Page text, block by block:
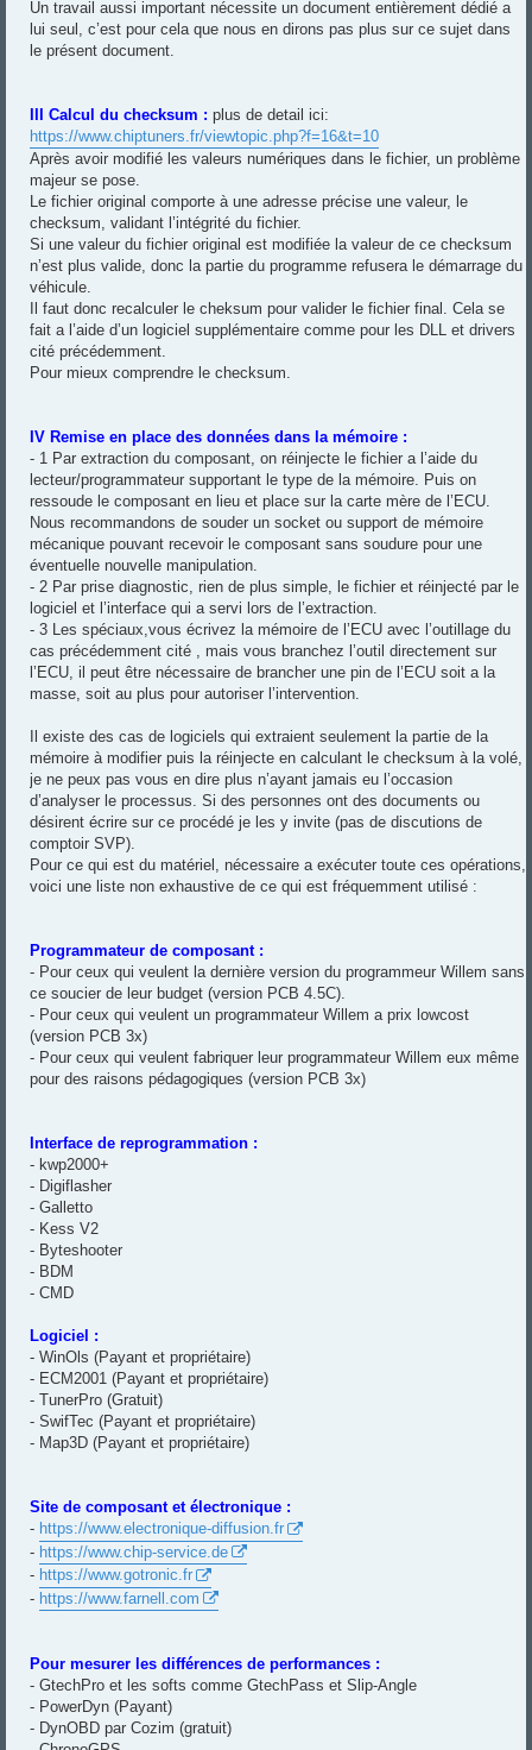
Un travail aussi important nécessite un document entièrement dédié a
lui seul, c’est pour cela que nous en dirons pas plus sur ce sujet dans
le présent document.
III Calcul du checksum : plus de detail ici:
https://www.chiptuners.fr/viewtopic.php?f=16&t=10
Après avoir modifié les valeurs numériques dans le fichier, un problème
majeur se pose.
Le fichier original comporte à une adresse précise une valeur, le
checksum, validant l’intégrité du fichier.
Si une valeur du fichier original est modifiée la valeur de ce checksum
n’est plus valide, donc la partie du programme refusera le démarrage du
véhicule.
Il faut donc recalculer le cheksum pour valider le fichier final. Cela se
fait a l’aide d’un logiciel supplémentaire comme pour les DLL et drivers
cité précédemment.
Pour mieux comprendre le checksum.
IV Remise en place des données dans la mémoire :
- 1 Par extraction du composant, on réinjecte le fichier a l’aide du
lecteur/programmateur supportant le type de la mémoire. Puis on
ressoude le composant en lieu et place sur la carte mère de l’ECU.
Nous recommandons de souder un socket ou support de mémoire
mécanique pouvant recevoir le composant sans soudure pour une
éventuelle nouvelle manipulation.
- 2 Par prise diagnostic, rien de plus simple, le fichier et réinjecté par le
logiciel et l’interface qui a servi lors de l’extraction.
- 3 Les spéciaux,vous écrivez la mémoire de l’ECU avec l’outillage du
cas précédemment cité , mais vous branchez l’outil directement sur
l’ECU, il peut être nécessaire de brancher une pin de l’ECU soit a la
masse, soit au plus pour autoriser l’intervention.
Il existe des cas de logiciels qui extraient seulement la partie de la
mémoire à modifier puis la réinjecte en calculant le checksum à la volé,
je ne peux pas vous en dire plus n’ayant jamais eu l’occasion
d’analyser le processus. Si des personnes ont des documents ou
désirent écrire sur ce procédé je les y invite (pas de discutions de
comptoir SVP).
Pour ce qui est du matériel, nécessaire a exécuter toute ces opérations,
voici une liste non exhaustive de ce qui est fréquemment utilisé :
Programmateur de composant :
- Pour ceux qui veulent la dernière version du programmeur Willem sans
ce soucier de leur budget (version PCB 4.5C).
- Pour ceux qui veulent un programmateur Willem a prix lowcost
(version PCB 3x)
- Pour ceux qui veulent fabriquer leur programmateur Willem eux même
pour des raisons pédagogiques (version PCB 3x)
Interface de reprogrammation :
- kwp2000+
- Digiflasher
- Galletto
- Kess V2
- Byteshooter
- BDM
- CMD
Logiciel :
- WinOls (Payant et propriétaire)
- ECM2001 (Payant et propriétaire)
- TunerPro (Gratuit)
- SwifTec (Payant et propriétaire)
- Map3D (Payant et propriétaire)
Site de composant et électronique :
- https://www.electronique-diffusion.fr
- https://www.chip-service.de
- https://www.gotronic.fr
- https://www.farnell.com
Pour mesurer les différences de performances :
- GtechPro et les softs comme GtechPass et Slip-Angle
- PowerDyn (Payant)
- DynOBD par Cozim (gratuit)